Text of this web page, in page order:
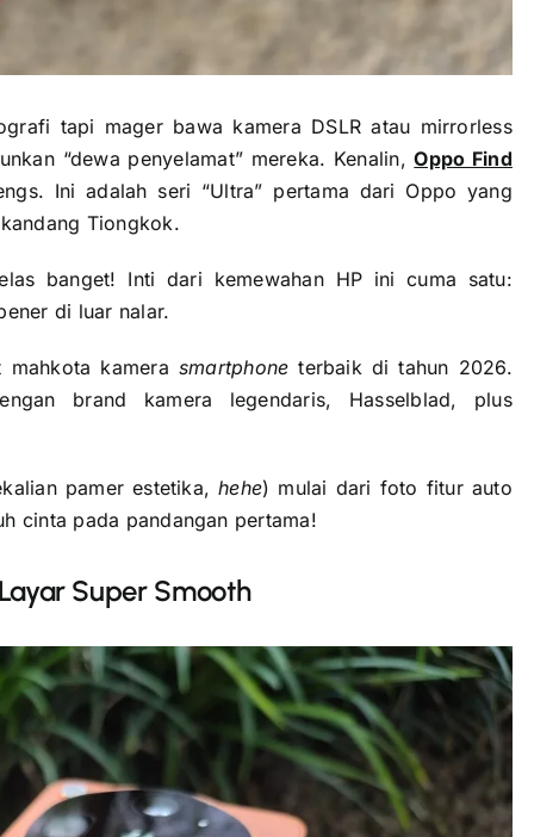
tapi mager bawa kamera DSLR atau mirrorless
“dewa penyelamat” mereka. Kenalin,Oppo Find
Ini adalah seri “Ultra” pertama dari Oppo yang
Tiongkok.
banget! Inti dari kemewahan HP ini cuma satu:
di luar nalar.
mahkota kamera smartphone terbaik di tahun 2026.
brand kamera legendaris, Hasselblad, plus
pamer estetika,hehe) mulai dari foto fitur auto
cinta pada pandangan pertama!
Super Smooth